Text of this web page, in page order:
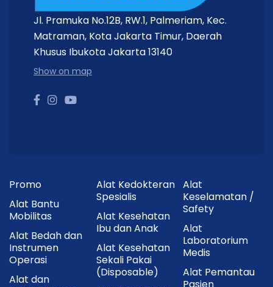
Jl. Pramuka No.12B, RW.1, Palmeriam, Kec.
Matraman, Kota Jakarta Timur, Daerah
Khusus Ibukota Jakarta 13140
Show on map
Promo
Alat Bantu
Mobilitas
Alat Bedah dan
Instrumen
Operasi
Alat dan
Alat Kedokteran
Spesialis
Alat Kesehatan
Ibu dan Anak
Alat Kesehatan
Sekali Pakai
(Disposable)
Alat
Keselamatan /
Safety
Alat
Laboratorium
Medis
Alat Pemantau
Pasien